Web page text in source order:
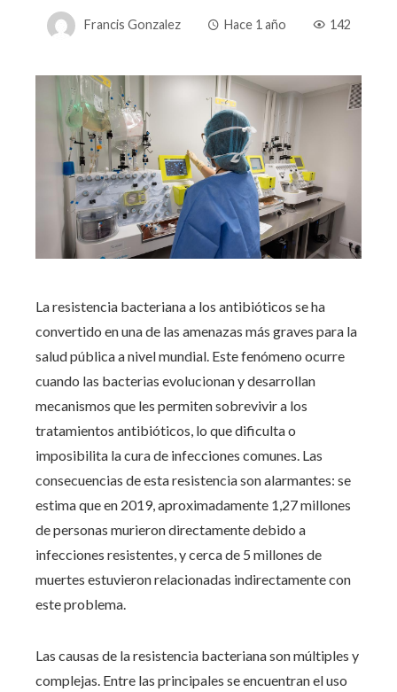
Francis Gonzalez Hace 1 año 142
La resistencia bacteriana a los antibióticos se ha
convertido en una de las amenazas más graves para la
salud pública a nivel mundial. Este fenómeno ocurre
cuando las bacterias evolucionan y desarrollan
mecanismos que les permiten sobrevivir a los
tratamientos antibióticos, lo que dificulta o
imposibilita la cura de infecciones comunes. Las
consecuencias de esta resistencia son alarmantes: se
estima que en 2019, aproximadamente 1,27 millones
de personas murieron directamente debido a
infecciones resistentes, y cerca de 5 millones de
muertes estuvieron relacionadas indirectamente con
este problema.
Las causas de la resistencia bacteriana son múltiples y
complejas. Entre las principales se encuentran el uso